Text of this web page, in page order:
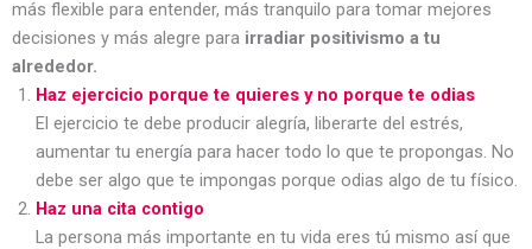
más flexible para entender, más tranquilo para tomar mejores
decisiones y más alegre para irradiar positivismo a tu
alrededor.
Haz ejercicio porque te quieres y no porque te odias
El ejercicio te debe producir alegría, liberarte del estrés,
aumentar tu energía para hacer todo lo que te propongas. No
debe ser algo que te impongas porque odias algo de tu físico.
Haz una cita contigo
La persona más importante en tu vida eres tú mismo así que